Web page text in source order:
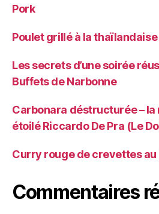
Pork
Poulet grillé à la thaïlandaise
Les secrets d’une soirée
Buffets de Narbonne
Carbonara déstructurée –
étoilé Riccardo De Pra (Le
Curry rouge de crevettes
Commentaires